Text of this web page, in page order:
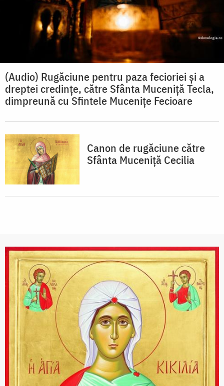
(Audio) Rugăciune pentru paza fecioriei și a
dreptei credințe, către Sfânta Muceniță Tecla,
dimpreună cu Sfintele Mucenițe Fecioare
Canon de rugăciune către
Sfânta Muceniţă Cecilia